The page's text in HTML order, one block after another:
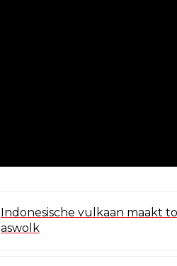
Indonesische vulkaan maakt
aswolk